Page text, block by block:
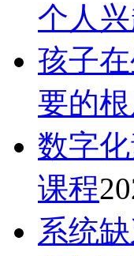
个人
孩子
要的
数字
课程
系统